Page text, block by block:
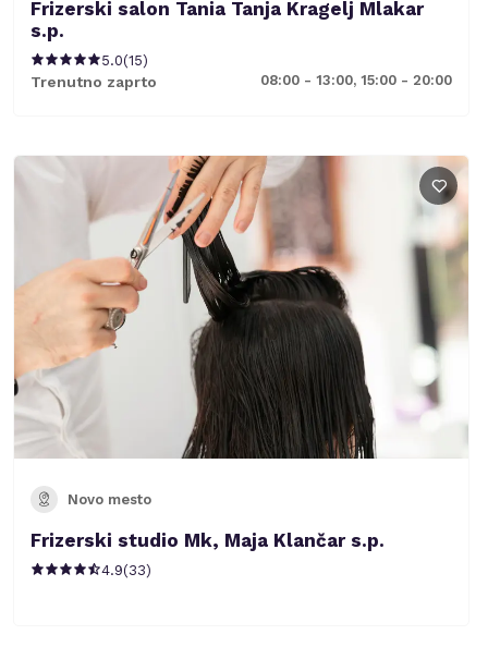
Frizerski salon Tania Tanja Kragelj Mlakar
s.p.
5.0(15)
Trenutno zaprto 08:00 - 13:00, 15:00 - 20:00
Novo mesto
Frizerski studio Mk, Maja Klančar s.p.
4.9(33)